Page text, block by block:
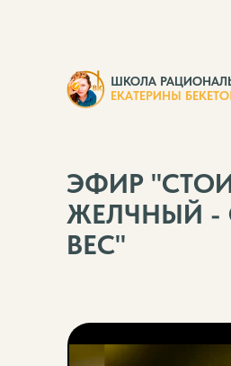
ЭФИР
ЖЕЛЧНЫЙ -
ВЕС"
ШКОЛА
ЕКАТЕРИНЫ